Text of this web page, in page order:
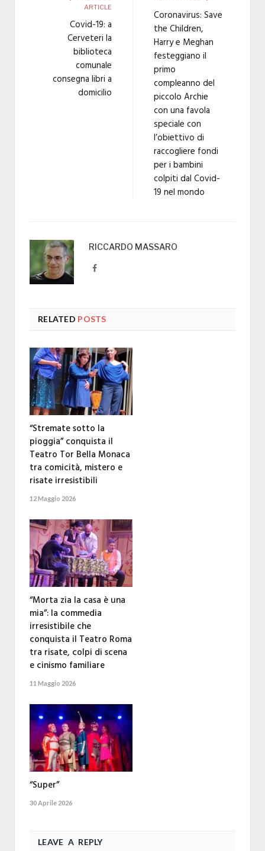
ARTICLE
Covid-19: a
Cerveteri la
biblioteca
comunale
consegna libri a
domicilio
Coronavirus: Save
the Children,
Harry e Meghan
festeggiano il
primo
compleanno del
piccolo Archie
con una favola
speciale con
l’obiettivo di
raccogliere fondi
per i bambini
colpiti dal Covid-
19 nel mondo
RICCARDO MASSARO
Facebook
RELATED POSTS
“Stremate sotto la
pioggia” conquista il
Teatro Tor Bella Monaca
tra comicità, mistero e
risate irresistibili
12 Maggio 2026
“Morta zia la casa è una
mia”: la commedia
irresistibile che
conquista il Teatro Roma
tra risate, colpi di scena
e cinismo familiare
11 Maggio 2026
“Super”
30 Aprile 2026
LEAVE A REPLY